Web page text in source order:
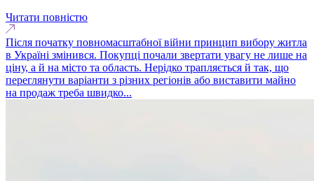
Читати повністю
Після початку повномасштабної війни принцип вибору житла
в Україні змінився. Покупці почали звертати увагу не лише на
ціну, а й на місто та область. Нерідко трапляється й так, що
переглянути варіанти з різних регіонів або виставити майно
на продаж треба швидко...